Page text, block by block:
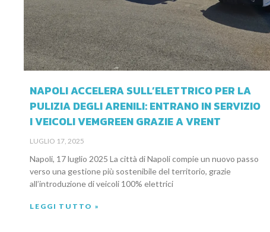
NAPOLI ACCELERA SULL’ELETTRICO PER LA
PULIZIA DEGLI ARENILI: ENTRANO IN SERVIZIO
I VEICOLI VEMGREEN GRAZIE A VRENT
LUGLIO 17, 2025
Napoli, 17 luglio 2025 La città di Napoli compie un nuovo passo
verso una gestione più sostenibile del territorio, grazie
all’introduzione di veicoli 100% elettrici
LEGGI TUTTO »